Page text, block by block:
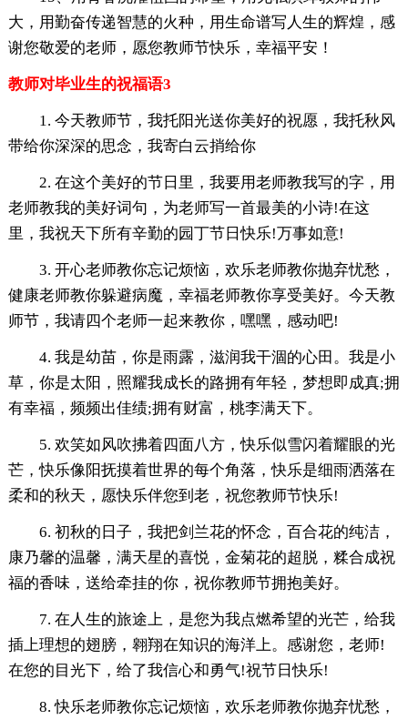
大，用勤奋传递智慧的火种，用生命谱写人生的辉煌，感
谢您敬爱的老师，愿您教师节快乐，幸福平安！
教师对毕业生的祝福语3
1. 今天教师节，我托阳光送你美好的祝愿，我托秋风
带给你深深的思念，我寄白云捎给你
2. 在这个美好的节日里，我要用老师教我写的字，用
老师教我的美好词句，为老师写一首最美的小诗!在这
里，我祝天下所有辛勤的园丁节日快乐!万事如意!
3. 开心老师教你忘记烦恼，欢乐老师教你抛弃忧愁，
健康老师教你躲避病魔，幸福老师教你享受美好。今天教
师节，我请四个老师一起来教你，嘿嘿，感动吧!
4. 我是幼苗，你是雨露，滋润我干涸的心田。我是小
草，你是太阳，照耀我成长的路拥有年轻，梦想即成真;拥
有幸福，频频出佳绩;拥有财富，桃李满天下。
5. 欢笑如风吹拂着四面八方，快乐似雪闪着耀眼的光
芒，快乐像阳抚摸着世界的每个角落，快乐是细雨洒落在
柔和的秋天，愿快乐伴您到老，祝您教师节快乐!
6. 初秋的日子，我把剑兰花的怀念，百合花的纯洁，
康乃馨的温馨，满天星的喜悦，金菊花的超脱，糅合成祝
福的香味，送给牵挂的你，祝你教师节拥抱美好。
7. 在人生的旅途上，是您为我点燃希望的光芒，给我
插上理想的翅膀，翱翔在知识的海洋上。感谢您，老师!
在您的目光下，给了我信心和勇气!祝节日快乐!
8. 快乐老师教你忘记烦恼，欢乐老师教你抛弃忧愁，